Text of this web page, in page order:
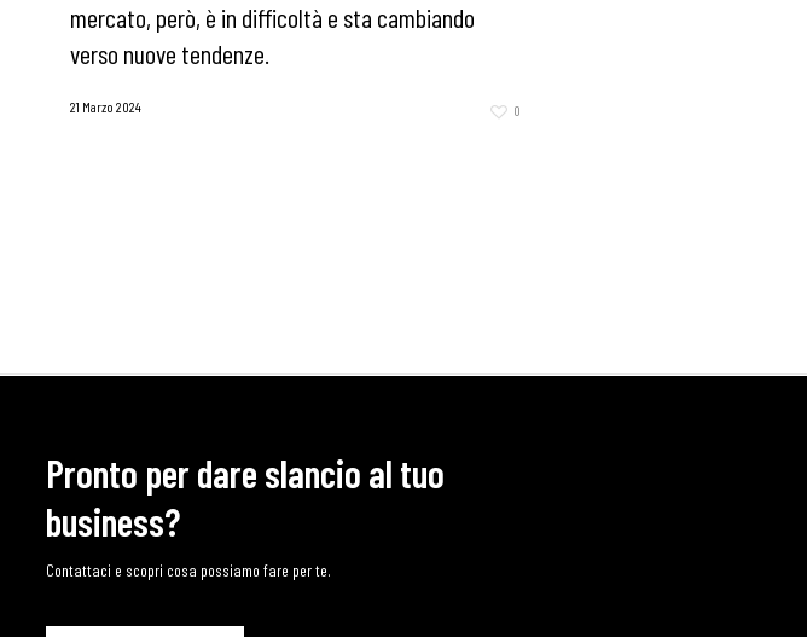
mercato, però, è in difficoltà e sta cambiando
verso nuove tendenze.
21 Marzo 2024 0
Pronto per dare slancio al tuo
business?
Contattaci e scopri cosa possiamo fare per te.